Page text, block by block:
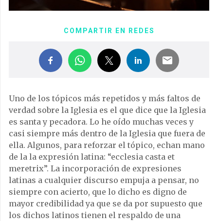
COMPARTIR EN REDES
Uno de los tópicos más repetidos y más faltos de
verdad sobre la Iglesia es el que dice que la Iglesia
es santa y pecadora. Lo he oído muchas veces y
casi siempre más dentro de la Iglesia que fuera de
ella. Algunos, para reforzar el tópico, echan mano
de la la expresión latina: “ecclesia casta et
meretrix”. La incorporación de expresiones
latinas a cualquier discurso empuja a pensar, no
siempre con acierto, que lo dicho es digno de
mayor credibilidad ya que se da por supuesto que
los dichos latinos tienen el respaldo de una